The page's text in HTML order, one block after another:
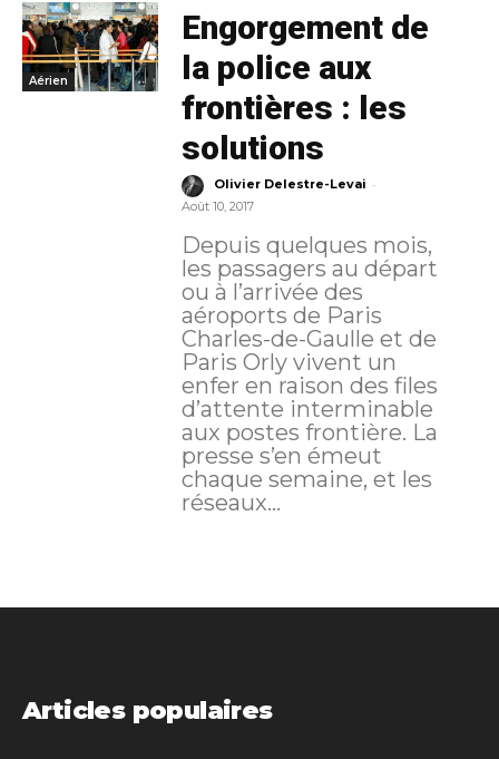
Aérien
Engorgement de
la police aux
frontières : les
solutions
Olivier Delestre-Levai -
Août 10, 2017
Depuis quelques mois,
les passagers au départ
ou à l’arrivée des
aéroports de Paris
Charles-de-Gaulle et de
Paris Orly vivent un
enfer en raison des files
d’attente interminable
aux postes frontière. La
presse s’en émeut
chaque semaine, et les
réseaux...
Articles populaires